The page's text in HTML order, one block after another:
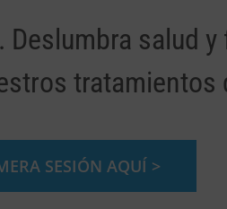
Deslumbra salud
SESIÓN AQUÍ >